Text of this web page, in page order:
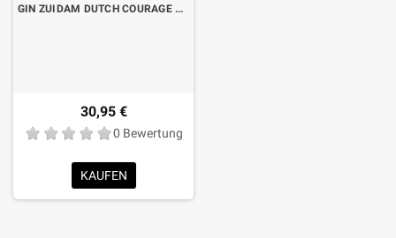
GIN ZUIDAM DUTCH COURAGE CL.70
30,95 €
0 Bewertung
KAUFEN